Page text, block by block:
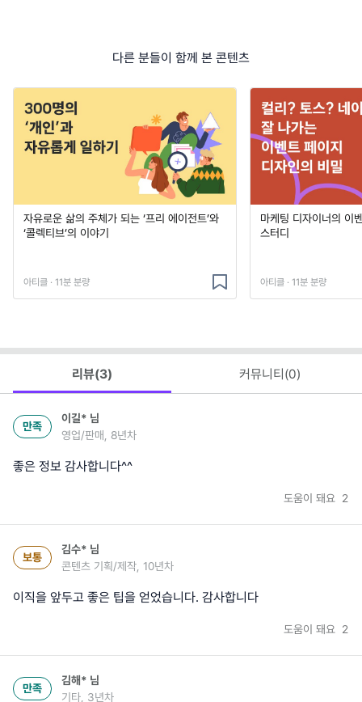
다른 분들이 함께 본 콘텐츠
자유로운 삶의 주체가 되는 ‘프리 에이전트’와
‘콜렉티브’의 이야기
아티클 · 11분 분량
마케팅 디자이너의 이
스터디
아티클 · 11분 분량
리뷰(3) 커뮤니티(0)
만족
이길* 님
영업/판매, 8년차
좋은 정보 감사합니다^^
도움이 돼요 2
보통
김수* 님
콘텐츠 기획/제작, 10년차
이직을 앞두고 좋은 팁을 얻었습니다. 감사합니다
도움이 돼요 2
만족
김해* 님
기타, 3년차